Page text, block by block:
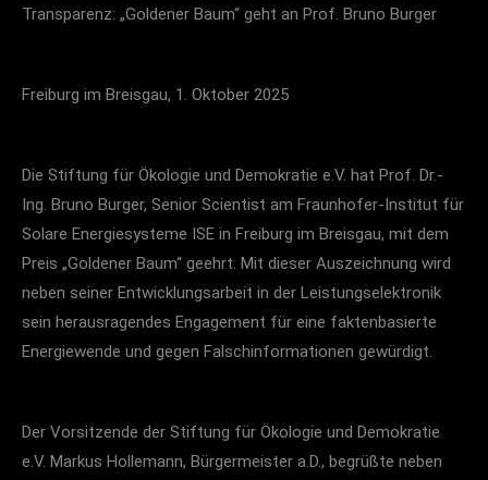
Transparenz: „Goldener Baum“ geht an Prof. Bruno Burger
Freiburg im Breisgau, 1. Oktober 2025
Die Stiftung für Ökologie und Demokratie e.V. hat Prof. Dr.-
Ing. Bruno Burger, Senior Scientist am Fraunhofer-Institut für
Solare Energiesysteme ISE in Freiburg im Breisgau, mit dem
Preis „Goldener Baum“ geehrt. Mit dieser Auszeichnung wird
neben seiner Entwicklungsarbeit in der Leistungselektronik
sein herausragendes Engagement für eine faktenbasierte
Energiewende und gegen Falschinformationen gewürdigt.
Der Vorsitzende der Stiftung für Ökologie und Demokratie
e.V. Markus Hollemann, Bürgermeister a.D., begrüßte neben